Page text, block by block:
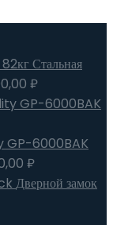
Стальная
₽
GP-6000BAK
₽
Дверной замок